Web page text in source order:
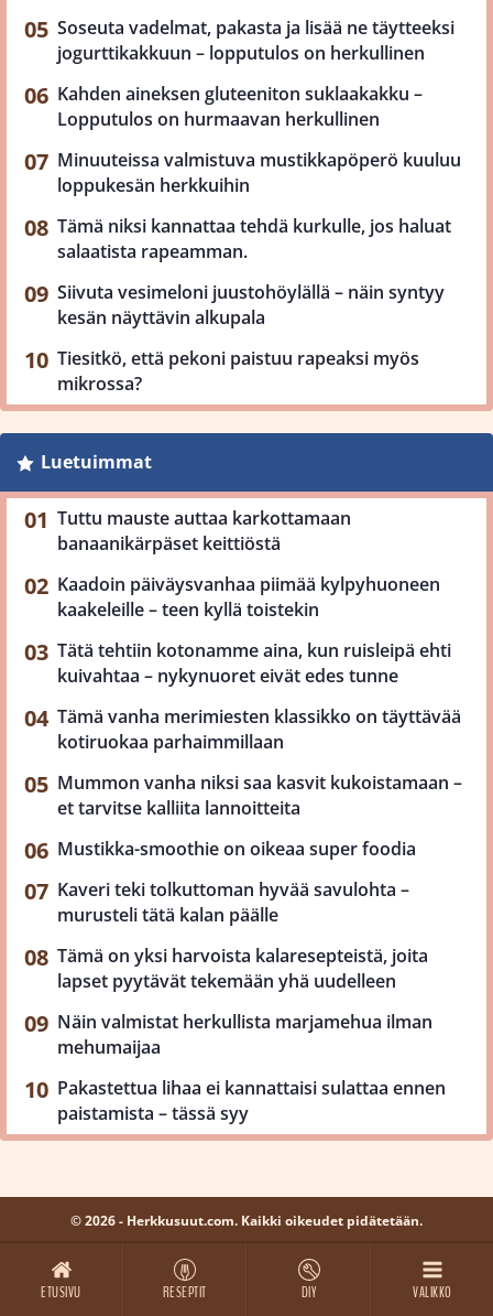
ETUSIVU RESEPTIT DIY VALIKKO
Soseuta vadelmat, pakasta ja lisää ne täytteeksi
jogurttikakkuun – lopputulos on herkullinen
Kahden aineksen gluteeniton suklaakakku –
Lopputulos on hurmaavan herkullinen
Minuuteissa valmistuva mustikkapöperö kuuluu
loppukesän herkkuihin
Tämä niksi kannattaa tehdä kurkulle, jos haluat
salaatista rapeamman.
Siivuta vesimeloni juustohöylällä – näin syntyy
kesän näyttävin alkupala
Tiesitkö, että pekoni paistuu rapeaksi myös
mikrossa?
Luetuimmat
Tuttu mauste auttaa karkottamaan
banaanikärpäset keittiöstä
Kaadoin päiväysvanhaa piimää kylpyhuoneen
kaakeleille – teen kyllä toistekin
Tätä tehtiin kotonamme aina, kun ruisleipä ehti
kuivahtaa – nykynuoret eivät edes tunne
Tämä vanha merimiesten klassikko on täyttävää
kotiruokaa parhaimmillaan
Mummon vanha niksi saa kasvit kukoistamaan –
et tarvitse kalliita lannoitteita
Mustikka-smoothie on oikeaa super foodia
Kaveri teki tolkuttoman hyvää savulohta –
murusteli tätä kalan päälle
Tämä on yksi harvoista kalaresepteistä, joita
lapset pyytävät tekemään yhä uudelleen
Näin valmistat herkullista marjamehua ilman
mehumaijaa
Pakastettua lihaa ei kannattaisi sulattaa ennen
paistamista – tässä syy
© 2026 - Herkkusuut.com. Kaikki oikeudet pidätetään.